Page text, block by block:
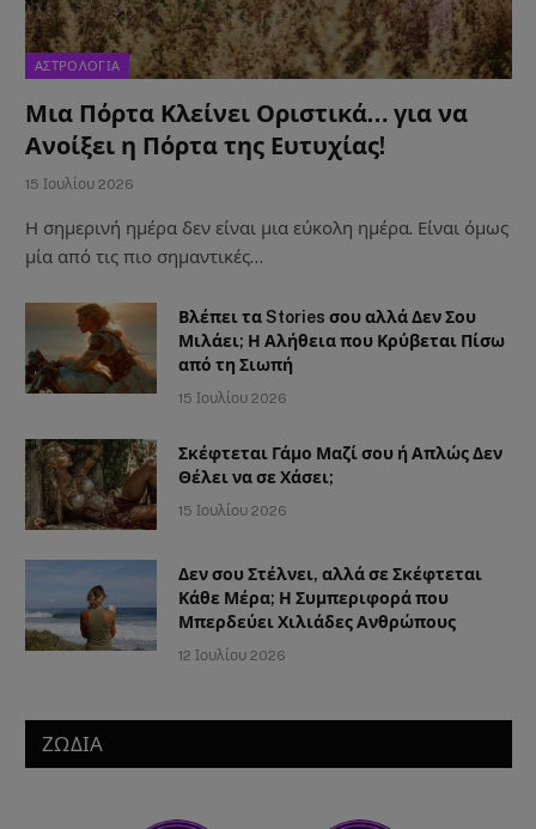
ΑΣΤΡΟΛΟΓΙΑ
Μια Πόρτα Κλείνει Οριστικά… για να
Ανοίξει η Πόρτα της Ευτυχίας!
15 Ιουλίου 2026
Η σημερινή ημέρα δεν είναι μια εύκολη ημέρα. Είναι όμως
μία από τις πιο σημαντικές…
Βλέπει τα Stories σου αλλά Δεν Σου
Μιλάει; Η Αλήθεια που Κρύβεται Πίσω
από τη Σιωπή
15 Ιουλίου 2026
Σκέφτεται Γάμο Μαζί σου ή Απλώς Δεν
Θέλει να σε Χάσει;
15 Ιουλίου 2026
Δεν σου Στέλνει, αλλά σε Σκέφτεται
Κάθε Μέρα; Η Συμπεριφορά που
Μπερδεύει Χιλιάδες Ανθρώπους
12 Ιουλίου 2026
ΖΩΔΙΑ